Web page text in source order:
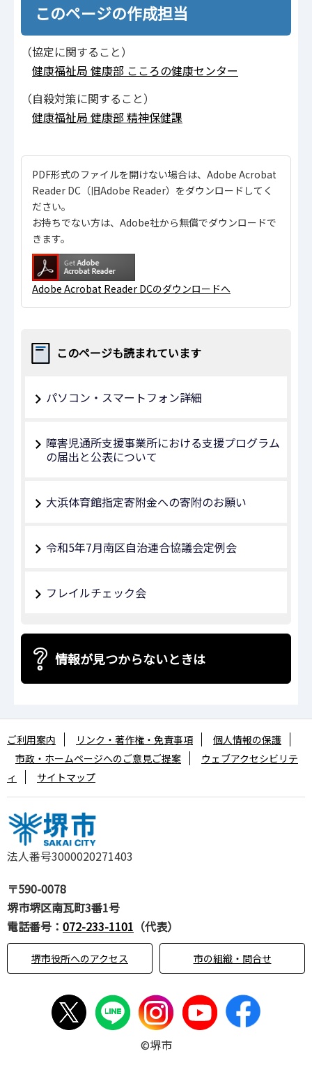
このページの作成担当
（協定に関すること）
健康福祉局 健康部 こころの健康センター
（自殺対策に関すること）
健康福祉局 健康部 精神保健課
PDF形式のファイルを開けない場合は、Adobe Acrobat
Reader DC（旧Adobe Reader）をダウンロードしてく
ださい。
お持ちでない方は、Adobe社から無償でダウンロードで
きます。
Adobe Acrobat Reader DCのダウンロードへ
このページも読まれています
パソコン・スマートフォン詳細
障害児通所支援事業所における支援プログラム
の届出と公表について
大浜体育館指定寄附金への寄附のお願い
令和5年7月南区自治連合協議会定例会
フレイルチェック会
情報が見つからないときは
法人番号3000020271403
〒590-0078
堺市堺区南瓦町3番1号
電話番号： 072-233-1101 （代表）
堺市役所へのアクセス 市の組織・問合せ
ご利用案内 リンク・著作権・免責事項
個人情報の保護
市政・ホームページへのご意見ご提案
ウェブアクセシビリテ
ィ
サイトマップ
©堺市